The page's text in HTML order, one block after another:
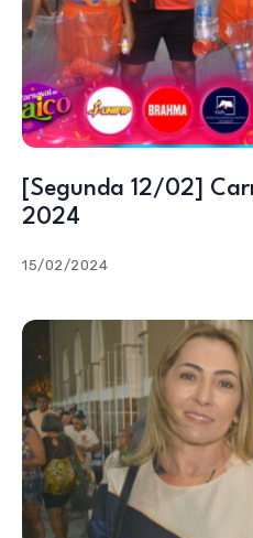
[Segunda 12/02]
2024
15/02/2024